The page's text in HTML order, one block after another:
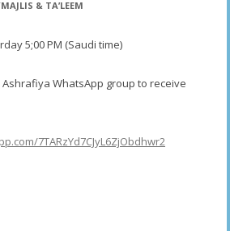
& TA’LEEM
5;00 PM (Saudi time)
WhatsApp group to receive
7TARzYd7CJyL6ZjObdhwr2